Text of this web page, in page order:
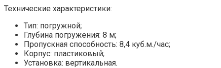
Технические характеристики:
Тип: погружной;
Глубина погружения: 8 м;
Пропускная способность: 8,4 куб.м./час;
Корпус: пластиковый;
Установка: вертикальная.